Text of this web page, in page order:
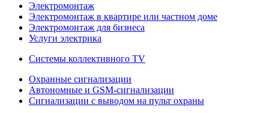
Электромонтаж
Электромонтаж в квартире или частном доме
Электромонтаж для бизнеса
Услуги электрика
Системы коллективного TV
Охранные сигнализации
Автономные и GSM-сигнализации
Сигнализации с выводом на пульт охраны